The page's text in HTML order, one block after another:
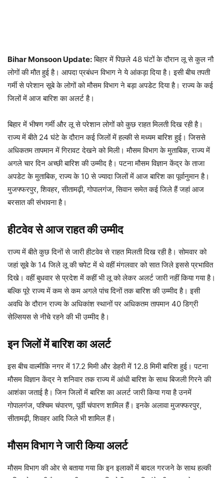
Bihar Monsoon Update:बिहार में पिछले 48 घंटों के दौरान लू से कुल नौ
लोगों की मौत हुई है। आपदा प्रबंधन विभाग ने ये आंकड़ा दिया है। इसी बीच तपती
गर्मी से परेशान सूबे के लोगों को मौसम विभाग ने बड़ा अपडेट दिया है। राज्य के कई
जिलों में आज बारिश का अलर्ट है।
बिहार में भीषण गर्मी और लू से परेशान लोगों को कुछ राहत मिलती दिख रही है।
राज्य में बीते 24 घंटे के दौरान कई जिलों में हल्की से मध्यम बारिश हुई। जिससे
अधिकतम तापमान में गिरावट देखने को मिली। मौसम विभाग के मुताबिक, राज्य में
अगले चार दिन अच्छी बारिश की उम्मीद है। पटना मौसम विज्ञान केंद्र के ताजा
अपडेट के मुताबिक, राज्य के 10 से ज्यादा जिलों में आज बारिश का पूर्वानुमान है।
मुजफ्फरपुर, शिवहर, सीतामढ़ी, गोपालगंज, सिवान समेत कई जिले हैं जहां आज
बरसात की संभावना है।
हीटवेव से आज राहत की उम्मीद
राज्य में बीते कुछ दिनों से जारी हीटवेव से राहत मिलती दिख रही है। सोमवार को
जहां सूबे के 14 जिले लू की चपेट में थे वहीं मंगलवार को सात जिले इससे प्रभावित
दिखे। वहीं बुधवार से प्रदेश में कहीं भी लू को लेकर अलर्ट जारी नहीं किया गया है।
बल्कि पूरे राज्य में कम से कम अगले पांच दिनों तक बारिश की उम्मीद है। इसी
अवधि के दौरान राज्य के अधिकांश स्थानों पर अधिकतम तापमान 40 डिग्री
सेल्सियस से नीचे रहने की भी उम्मीद है।
इन जिलों में बारिश का अलर्ट
इस बीच वाल्मीकि नगर में 17.2 मिमी और डेहरी में 12.8 मिमी बारिश हुई। पटना
मौसम विज्ञान केंद्र ने शनिवार तक राज्य में आंधी बारिश के साथ बिजली गिरने की
आशंका जताई है। जिन जिलों में बारिश का अलर्ट जारी किया गया है उनमें
गोपालगंज, पश्चिम चंपारण, पूर्वी चंपारण शामिल हैं। इनके अलावा मुजफ्फरपुर,
सीतामढ़ी, शिवहर आदि जिले भी शामिल हैं।
मौसम विभाग ने जारी किया अलर्ट
मौसम विभाग की ओर से बताया गया कि इन इलाकों में बादल गरजने के साथ हल्की